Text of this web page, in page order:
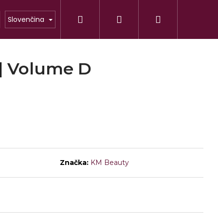
POMÔCKY DO SALÓNU
Slovenčina Prihlásenie
Volume D
Značka: KM BeautyNasledujúce